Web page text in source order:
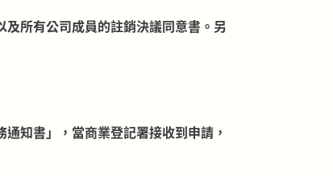
所有公司成員的註銷決議同意書。另
知書」，當商業登記署接收到申請，